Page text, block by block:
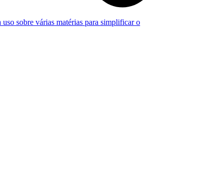
uso sobre várias matérias para simplificar o